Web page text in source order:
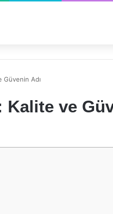
Güvenin Adı
ve